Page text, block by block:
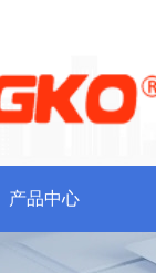
产品中心